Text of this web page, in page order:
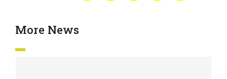
More News